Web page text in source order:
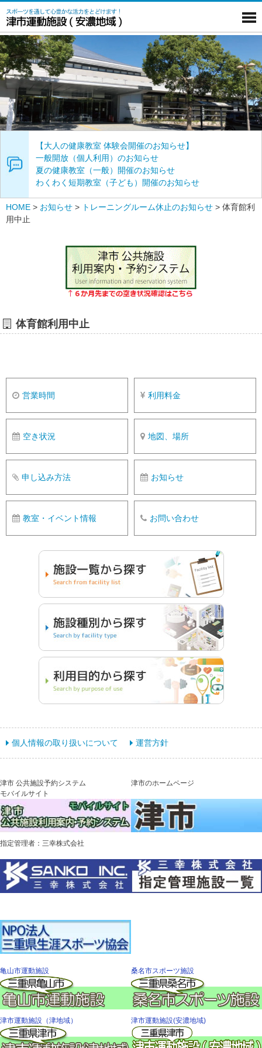
【大人の健康教室 体験会開催のお知らせ】
一般開放（個人利用）のお知らせ
夏の健康教室（一般）開催のお知らせ
わくわく短期教室（子ども）開催のお知らせ
HOME > お知らせ > トレーニングルーム休止のお知らせ > 体育館利
用中止
体育館利用中止
営業時間 利用料金
空き状況 地図、場所
申し込み方法 お知らせ
教室・イベント情報 お問い合わせ
個人情報の取り扱いについて 運営方針
津市 公共施設予約システム
モバイルサイト
津市のホームページ
指定管理者：三幸株式会社